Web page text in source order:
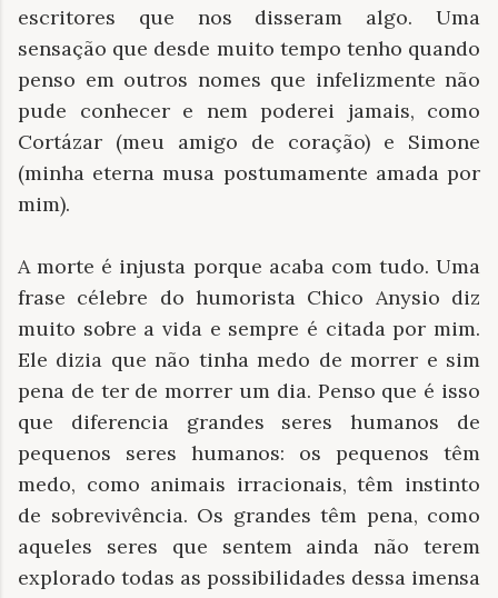
escritores que nos disseram algo. Uma
sensação que desde muito tempo tenho quando
penso em outros nomes que infelizmente não
pude conhecer e nem poderei jamais, como
Cortázar (meu amigo de coração) e Simone
(minha eterna musa postumamente amada por
mim).
A morte é injusta porque acaba com tudo. Uma
frase célebre do humorista Chico Anysio diz
muito sobre a vida e sempre é citada por mim.
Ele dizia que não tinha medo de morrer e sim
pena de ter de morrer um dia. Penso que é isso
que diferencia grandes seres humanos de
pequenos seres humanos: os pequenos têm
medo, como animais irracionais, têm instinto
de sobrevivência. Os grandes têm pena, como
aqueles seres que sentem ainda não terem
explorado todas as possibilidades dessa imensa